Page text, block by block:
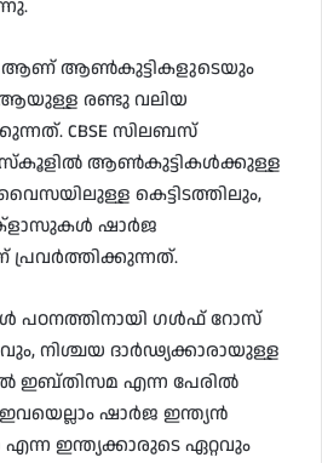
ആണ് ആൺകുട്ടികളുടെയും
രണ്ടു വലിയ
CBSE സിലബസ്
സ്‌കൂളിൽ ആൺകുട്ടികൾക്കുള്ള
കെട്ടിടത്തിലും,
ഷാർജ
പഠനത്തിനായി ഗൾഫ് റോസ്
നിശ്ചയ ദാർഢ്യക്കാരായുള്ള
ഇബ്തിസമ എന്ന പേരിൽ
ഷാർജ ഇന്ത്യൻ
ഇന്ത്യക്കാരുടെ ഏറ്റവും